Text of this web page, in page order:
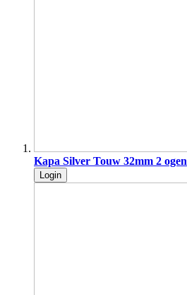
Kapa Silver Touw 32mm 2 ogen
Login